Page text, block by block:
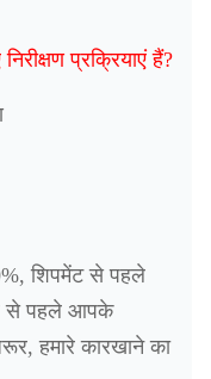
प्रक्रियाएं हैं?
शिपमेंट से पहले
से पहले आपके
हमारे कारखाने का